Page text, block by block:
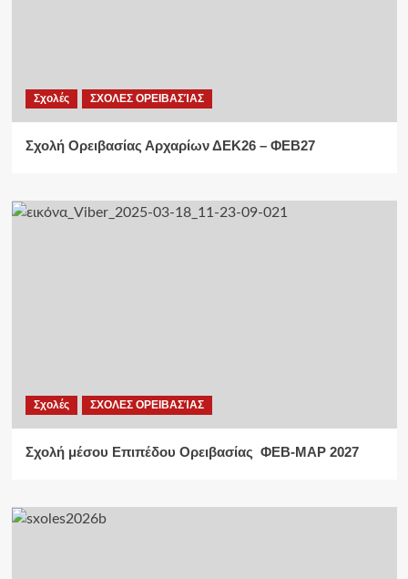
Σχολές ΣΧΟΛΕΣ ΟΡΕΙΒΑΣΊΑΣ
Σχολή Ορειβασίας Αρχαρίων ΔΕΚ26 – ΦΕΒ27
Σχολές ΣΧΟΛΕΣ ΟΡΕΙΒΑΣΊΑΣ
Σχολή μέσου Επιπέδου Ορειβασίας ΦΕΒ-ΜΑΡ 2027